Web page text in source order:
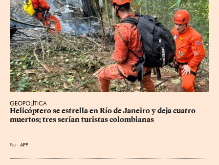
GEOPOLÍTICA
Helicóptero se estrella en Río de Janeiro y deja cuatro
muertos; tres serían turistas colombianas
Por AFP